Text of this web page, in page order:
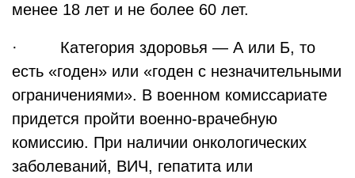
менее 18 лет и не более 60 лет.
· Категория здоровья — А или Б, то
есть «годен» или «годен с незначительными
ограничениями». В военном комиссариате
придется пройти военно-врачебную
комиссию. При наличии онкологических
заболеваний, ВИЧ, гепатита или